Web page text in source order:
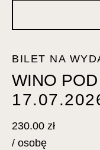
BILET NA
WINO
230.00 zł
/ osobę